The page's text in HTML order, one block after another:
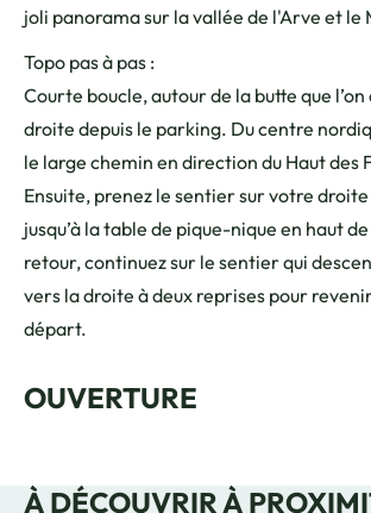
joli panorama sur la vallée de l'Arve et le
Topo pas à pas :
Courte boucle, autour de la butte que
droite depuis le parking. Du centre
le large chemin en direction du Haut des
Ensuite, prenez le sentier sur votre
jusqu’à la table de pique-nique en haut
retour, continuez sur le sentier qui
vers la droite à deux reprises pour
départ.
OUVERTURE
À DÉCOUVRIR À